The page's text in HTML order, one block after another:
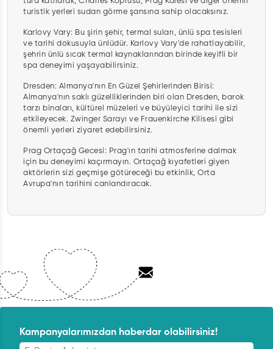
turistik yerleri sudan görme şansına sahip olacaksınız.
Karlovy Vary: Bu şirin şehir, termal suları, ünlü spa tesisleri
ve tarihi dokusuyla ünlüdür. Karlovy Vary'de rahatlayabilir,
şehrin ünlü sıcak termal kaynaklarından birinde keyifli bir
spa deneyimi yaşayabilirsiniz.
Dresden: Almanya'nın En Güzel Şehirlerinden Birisi:
Almanya'nın saklı güzelliklerinden biri olan Dresden, barok
tarzı binaları, kültürel müzeleri ve büyüleyici tarihi ile sizi
etkileyecek. Zwinger Sarayı ve Frauenkirche Kilisesi gibi
önemli yerleri ziyaret edebilirsiniz.
Prag Ortaçağ Gecesi: Prag'ın tarihi atmosferine dalmak
için bu deneyimi kaçırmayın. Ortaçağ kıyafetleri giyen
aktörlerin sizi geçmişe götüreceği bu etkinlik, Orta
Avrupa'nın tarihini canlandıracak.
Kampanyalarımızdan haberdar olabilirsiniz!